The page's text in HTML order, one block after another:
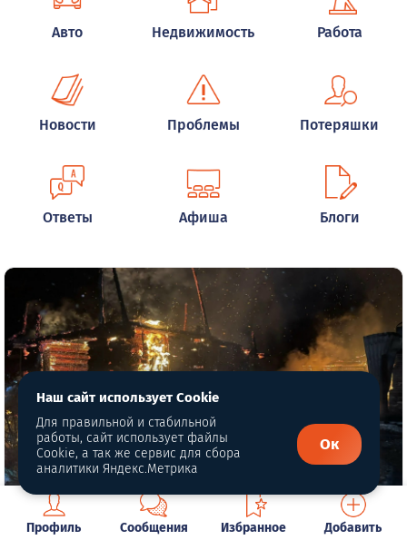
Авто Недвижимость Работа
Новости Проблемы Потеряшки
Ответы Афиша Блоги
Пожар в коллективном саду
Профиль Сообщения Избранное Добавить
Наш сайт использует Cookie
Для правильной и стабильной
работы, сайт использует файлы
Cookie, а так же сервис для сбора
аналитики Яндекс.Метрика
Ок